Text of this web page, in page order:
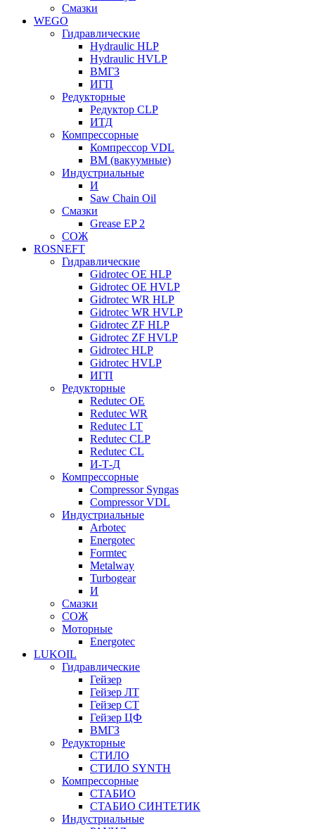
Смазки
WEGO
Гидравлические
Hydraulic HLP
Hydraulic HVLP
ВМГЗ
ИГП
Редукторные
Редуктор CLP
ИТД
Компрессорные
Компрессор VDL
ВМ (вакуумные)
Индустриальные
И
Saw Chain Oil
Смазки
Grease EP 2
СОЖ
ROSNEFT
Гидравлические
Gidrotec OE HLP
Gidrotec OE HVLP
Gidrotec WR HLP
Gidrotec WR HVLP
Gidrotec ZF HLP
Gidrotec ZF HVLP
Gidrotec HLP
Gidrotec HVLP
ИГП
Редукторные
Redutec OE
Redutec WR
Redutec LT
Redutec CLP
Redutec CL
И-Т-Д
Компрессорные
Compressor Syngas
Compressor VDL
Индустриальные
Arbotec
Energotec
Formtec
Metalway
Turbogear
И
Смазки
СОЖ
Моторные
Energotec
LUKOIL
Гидравлические
Гейзер
Гейзер ЛТ
Гейзер СТ
Гейзер ЦФ
ВМГЗ
Редукторные
СТИЛО
СТИЛО SYNTH
Компрессорные
СТАБИО
СТАБИО СИНТЕТИК
Индустриальные